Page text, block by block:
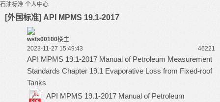
石油标准 个人中心
[外国标准] API MPMS 19.1-2017
wsts00100楼主
2023-11-27 15:49:43
46221
API MPMS 19.1-2017 Manual of Petroleum Measurement
Standards Chapter 19.1 Evaporative Loss from Fixed-roof
Tanks
API MPMS 19.1-2017 Manual of Petroleum